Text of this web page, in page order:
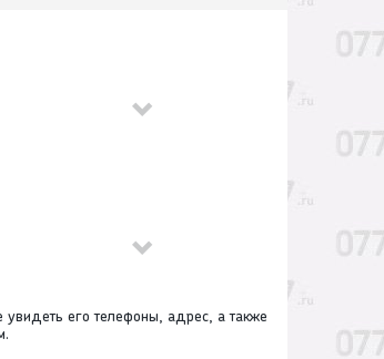
увидеть его телефоны, адрес, а также